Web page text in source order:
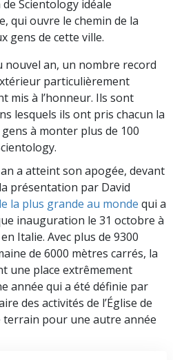
Scientology idéale
qui ouvre le chemin de la
gens de cette ville.
nouvel an, un nombre record
particulièrement
mis à l’honneur. Ils sont
lesquels ils ont pris chacun la
à monter plus de 100
a atteint son apogée, devant
présentation par David
la plus grande au monde qui a
inauguration le 31 octobre à
Italie. Avec plus de 9300
de 6000 mètres carrés, la
une place extrêmement
année qui a été définie par
des activités de l’Église de
pour une autre année